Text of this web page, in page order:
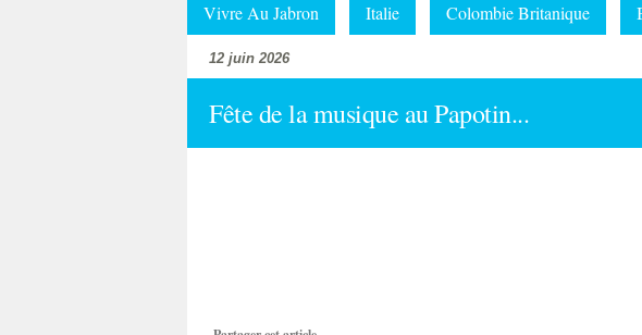
Vivre Au Jabron Italie Colombie Britanique
12 juin 2026
Fête de la musique au Papotin...